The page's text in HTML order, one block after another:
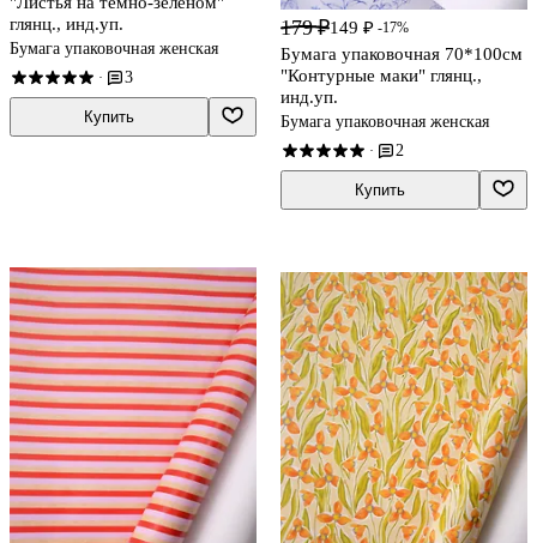
глянц., инд.уп.
Бумага упаковочная женская
· 3
Купить
179 ₽149 ₽ -17%
Бумага упаковочная 70*100см
"Контурные маки" глянц.,
инд.уп.
Бумага упаковочная женская
· 2
Купить